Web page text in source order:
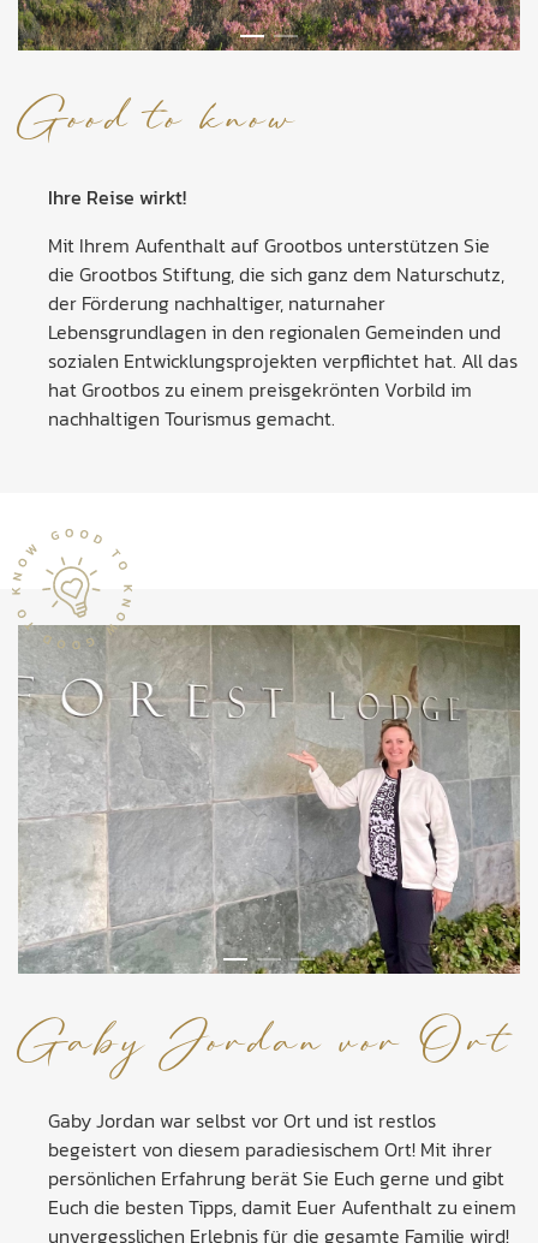
Good to know
Ihre Reise wirkt!
Mit Ihrem Aufenthalt auf Grootbos unterstützen Sie
die Grootbos Stiftung, die sich ganz dem Naturschutz,
der Förderung nachhaltiger, naturnaher
Lebensgrundlagen in den regionalen Gemeinden und
sozialen Entwicklungsprojekten verpflichtet hat. All das
hat Grootbos zu einem preisgekrönten Vorbild im
nachhaltigen Tourismus gemacht.
Gaby Jordan vor Ort
Gaby Jordan war selbst vor Ort und ist restlos
begeistert von diesem paradiesischem Ort! Mit ihrer
persönlichen Erfahrung berät Sie Euch gerne und gibt
Euch die besten Tipps, damit Euer Aufenthalt zu einem
unvergesslichen Erlebnis für die gesamte Familie wird!